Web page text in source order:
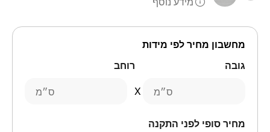
מחשבון מחיר לפי מידות
גובה
ס״מ
רוחב
ס״מ
מחיר סופי לפני התקנה